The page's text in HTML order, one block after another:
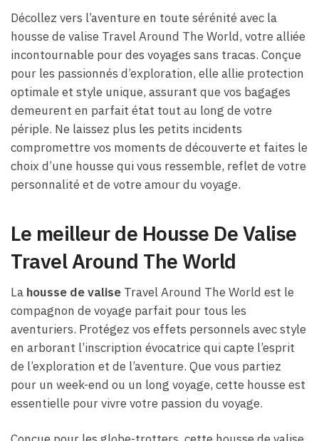
Décollez vers l’aventure en toute sérénité avec la
housse de valise Travel Around The World, votre alliée
incontournable pour des voyages sans tracas. Conçue
pour les passionnés d’exploration, elle allie protection
optimale et style unique, assurant que vos bagages
demeurent en parfait état tout au long de votre
périple. Ne laissez plus les petits incidents
compromettre vos moments de découverte et faites le
choix d’une housse qui vous ressemble, reflet de votre
personnalité et de votre amour du voyage.
Le meilleur de Housse De Valise
Travel Around The World
La housse de valise Travel Around The World est le
compagnon de voyage parfait pour tous les
aventuriers. Protégez vos effets personnels avec style
en arborant l’inscription évocatrice qui capte l’esprit
de l’exploration et de l’aventure. Que vous partiez
pour un week-end ou un long voyage, cette housse est
essentielle pour vivre votre passion du voyage.